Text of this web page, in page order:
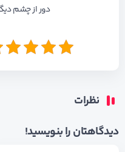
دور از چشم
نظرات
دیدگاهتان را بنویسید!